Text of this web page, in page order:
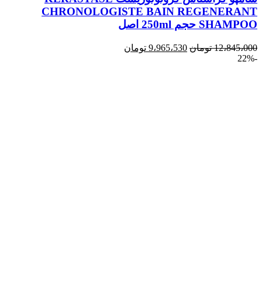
CHRONOLOGISTE BAIN REGENERANT
SHAMPOO حجم 250ml اصل
12،845،000 تومان 9،965،530 تومان
-22%